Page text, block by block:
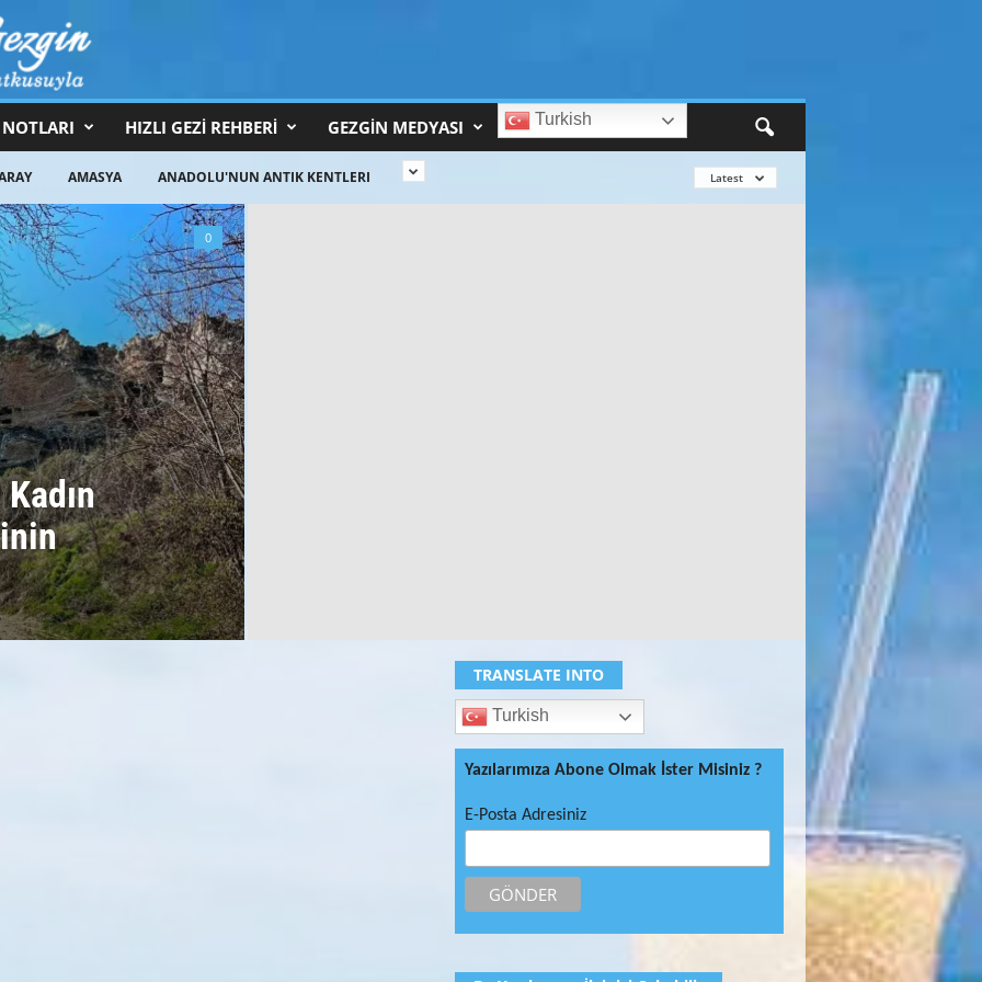
NOTLARI HIZLI GEZİ REHBERİ GEZGİN MEDYASI Turkish
AMASYA ANADOLU'NUN ANTIK KENTLERI Latest
0
TRANSLATE INTO
Turkish
Yazılarımıza Abone Olmak İster Misiniz ?
E-Posta Adresiniz